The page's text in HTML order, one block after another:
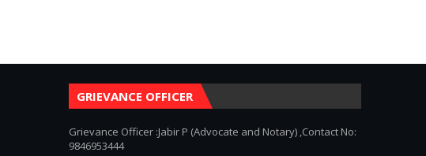
GRIEVANCE OFFICER
Grievance Officer :Jabir P (Advocate and Notary) ,Contact No:
9846953444